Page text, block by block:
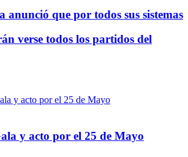
anunció que por todos sus sistemas
verse todos los partidos del
y acto por el 25 de Mayo